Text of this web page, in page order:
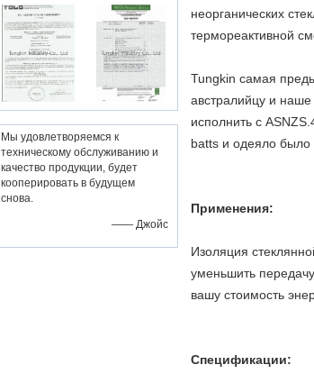
Мы удовлетворяемся к
техническому обслуживанию и
качество продукции, будет
кооперировать в будущем
снова.
—— Джойс
неорганических
термореактивной
Tungkin самая
австралийцу и
исполнить с
batts и одеяло было
Применения:
Изоляция
уменьшить
вашу стоимость
Спецификации: